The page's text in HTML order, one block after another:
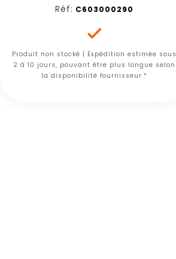
Réf: C603000290

Produit non stocké | Expédition estimée sous
2 à 10 jours, pouvant être plus longue selon
la disponibilité fournisseur.*